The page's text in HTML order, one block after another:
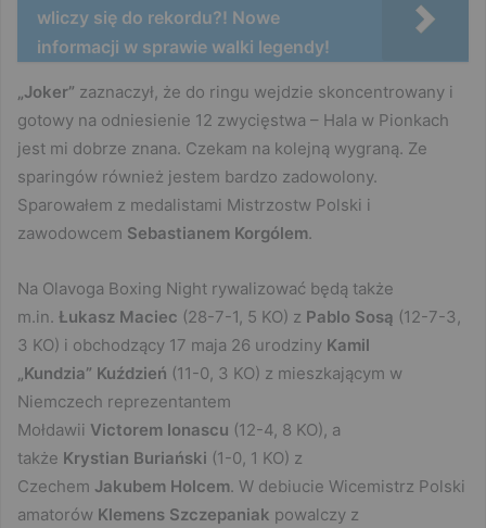
wliczy się do rekordu?! Nowe
informacji w sprawie walki legendy!
„Joker” zaznaczył, że do ringu wejdzie skoncentrowany i
gotowy na odniesienie 12 zwycięstwa – Hala w Pionkach
jest mi dobrze znana. Czekam na kolejną wygraną. Ze
sparingów również jestem bardzo zadowolony.
Sparowałem z medalistami Mistrzostw Polski i
zawodowcem Sebastianem Korgólem.
Na Olavoga Boxing Night rywalizować będą także
m.in. Łukasz Maciec (28-7-1, 5 KO) z Pablo Sosą (12-7-3,
3 KO) i obchodzący 17 maja 26 urodziny Kamil
„Kundzia” Kuździeń (11-0, 3 KO) z mieszkającym w
Niemczech reprezentantem
Mołdawii Victorem Ionascu (12-4, 8 KO), a
także Krystian Buriański (1-0, 1 KO) z
Czechem Jakubem Holcem. W debiucie Wicemistrz Polski
amatorów Klemens Szczepaniak powalczy z